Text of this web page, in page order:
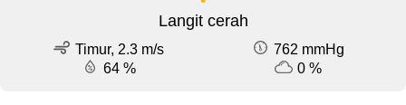
Langit cerah
Timur, 2.3 m/s
762 mmHg
64 %
0 %